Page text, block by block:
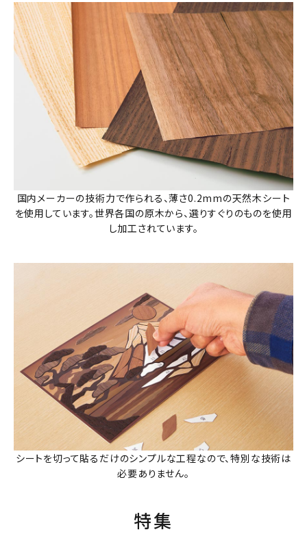
国内メーカーの技術力で作られる、薄さ0.2mmの天然木シート
を使用しています。世界各国の原木から、選りすぐりのものを使用
し加工されています。
シートを切って貼るだけのシンプルな工程なので、特別な技術は
必要ありません。
特集